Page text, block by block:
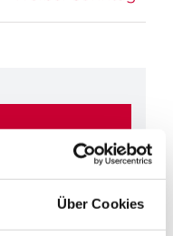
Über Cookies